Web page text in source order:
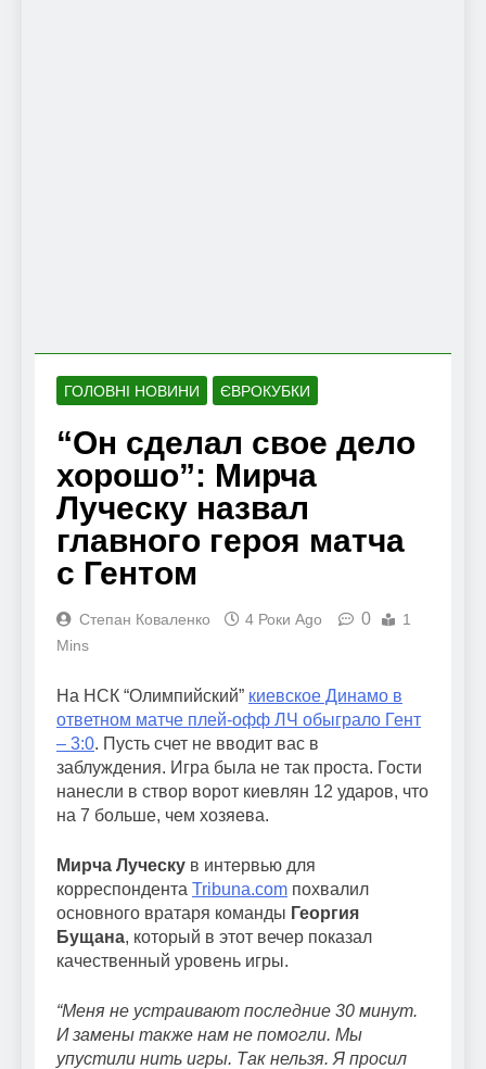
ГОЛОВНІ НОВИНИ ЄВРОКУБКИ
“Он сделал свое дело
хорошо”: Мирча
Луческу назвал
главного героя матча
с Гентом
Степан Коваленко 4 Роки Ago 0
1
Mins
На НСК “Олимпийский” киевское Динамо в
ответном матче плей-офф ЛЧ обыграло Гент
– 3:0. Пусть счет не вводит вас в
заблуждения. Игра была не так проста. Гости
нанесли в створ ворот киевлян 12 ударов, что
на 7 больше, чем хозяева.
Мирча Луческу в интервью для
корреспондента Tribuna.com похвалил
основного вратаря команды Георгия
Бущана, который в этот вечер показал
качественный уровень игры.
“Меня не устраивают последние 30 минут.
И замены также нам не помогли. Мы
упустили нить игры. Так нельзя. Я просил